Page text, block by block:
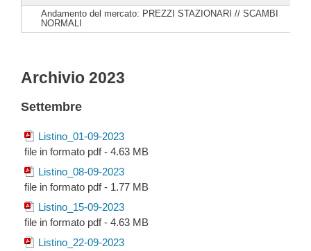
Andamento del mercato: PREZZI STAZIONARI // SCAMBI
NORMALI
Archivio 2023
Settembre
Listino_01-09-2023
file in formato pdf - 4.63 MB
Listino_08-09-2023
file in formato pdf - 1.77 MB
Listino_15-09-2023
file in formato pdf - 4.63 MB
Listino_22-09-2023